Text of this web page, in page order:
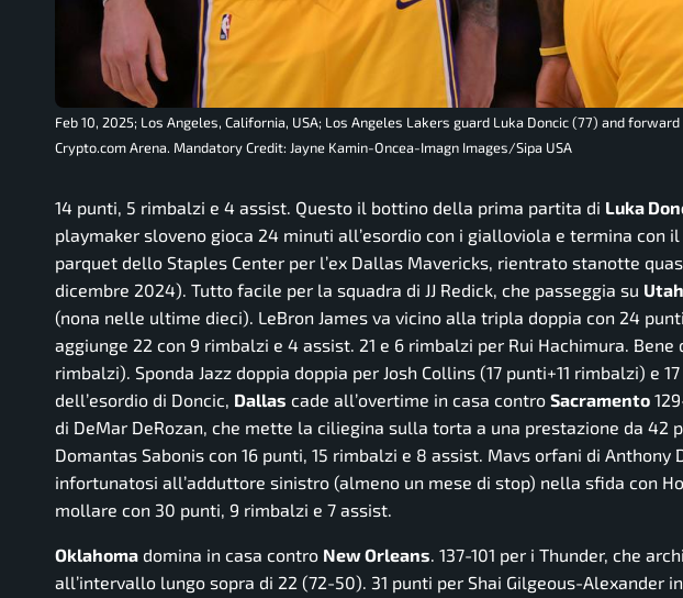
Feb 10, 2025; Los Angeles, California, USA; Los Angeles Lakers guard Luka Doncic (77) and
Crypto.com Arena. Mandatory Credit: Jayne Kamin-Oncea-Imagn Images/Sipa USA
14 punti, 5 rimbalzi e 4 assist. Questo il bottino della prima partita di Luka
playmaker sloveno gioca 24 minuti all’esordio con i gialloviola e termina con
parquet dello Staples Center per l’ex Dallas Mavericks, rientrato stanotte
dicembre 2024). Tutto facile per la squadra di JJ Redick, che passeggia su Utah
(nona nelle ultime dieci). LeBron James va vicino alla tripla doppia con 24
aggiunge 22 con 9 rimbalzi e 4 assist. 21 e 6 rimbalzi per Rui Hachimura.
rimbalzi). Sponda Jazz doppia doppia per Josh Collins (17 punti+11 rimbalzi) e
dell’esordio di Doncic, Dallas cade all’overtime in casa contro Sacramento
di DeMar DeRozan, che mette la ciliegina sulla torta a una prestazione da 42
Domantas Sabonis con 16 punti, 15 rimbalzi e 8 assist. Mavs orfani di
infortunatosi all’adduttore sinistro (almeno un mese di stop) nella sfida con
mollare con 30 punti, 9 rimbalzi e 7 assist.
Oklahoma domina in casa contro New Orleans. 137-101 per i Thunder, che
all’intervallo lungo sopra di 22 (72-50). 31 punti per Shai Gilgeous-Alexander